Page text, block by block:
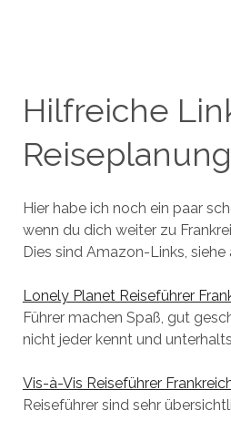
Hilfreiche
Reiseplanung
Hier habe ich noch ein paar
wenn du dich weiter zu
Dies sind Amazon-Links, siehe
Lonely Planet Reiseführer
Führer machen Spaß, gut
nicht jeder kennt und
Vis-à-Vis Reiseführer
Reiseführer sind sehr